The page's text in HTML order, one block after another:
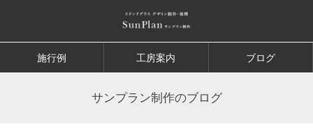
施行例 工房案内 ブログ
サンプラン制作のブログ